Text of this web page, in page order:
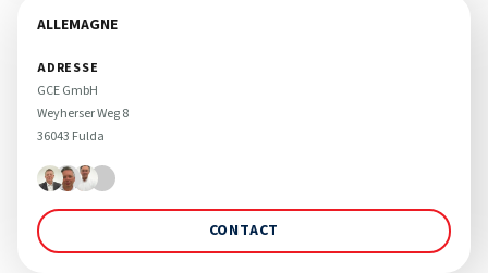
ALLEMAGNE
ADRESSE
GCE GmbH
Weyherser Weg 8
36043 Fulda
CONTACT